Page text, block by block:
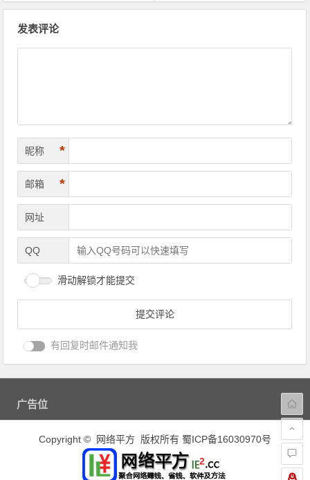
发表评论
昵称 *
邮箱 *
网址
QQ
滑动解锁才能提交
有回复时邮件通知我
广告位
Copyright © 网络平方 版权所有 蜀ICP备16030970号